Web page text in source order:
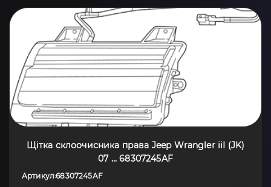
Щітка склоочисника права Jeep Wrangler iiI (JK)
07 ... 68307245AF
Артикул:68307245AF